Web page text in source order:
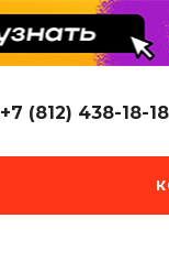
+7 (812) 438-18-18